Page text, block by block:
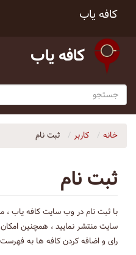
کافه یاب
کافه یاب
خانه کاربر ثبت نام
ثبت نام
با ثبت نام در وب سایت کافه یاب ،
سایت منتشر نمایید ، همچنین
رای و اضافه کردن کافه ها به فهرست